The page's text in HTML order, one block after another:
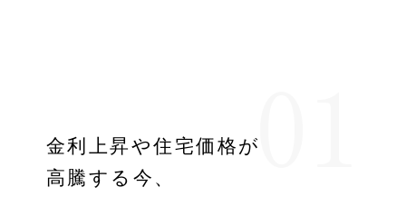
01
金利上昇や住宅価格が
高騰する今、